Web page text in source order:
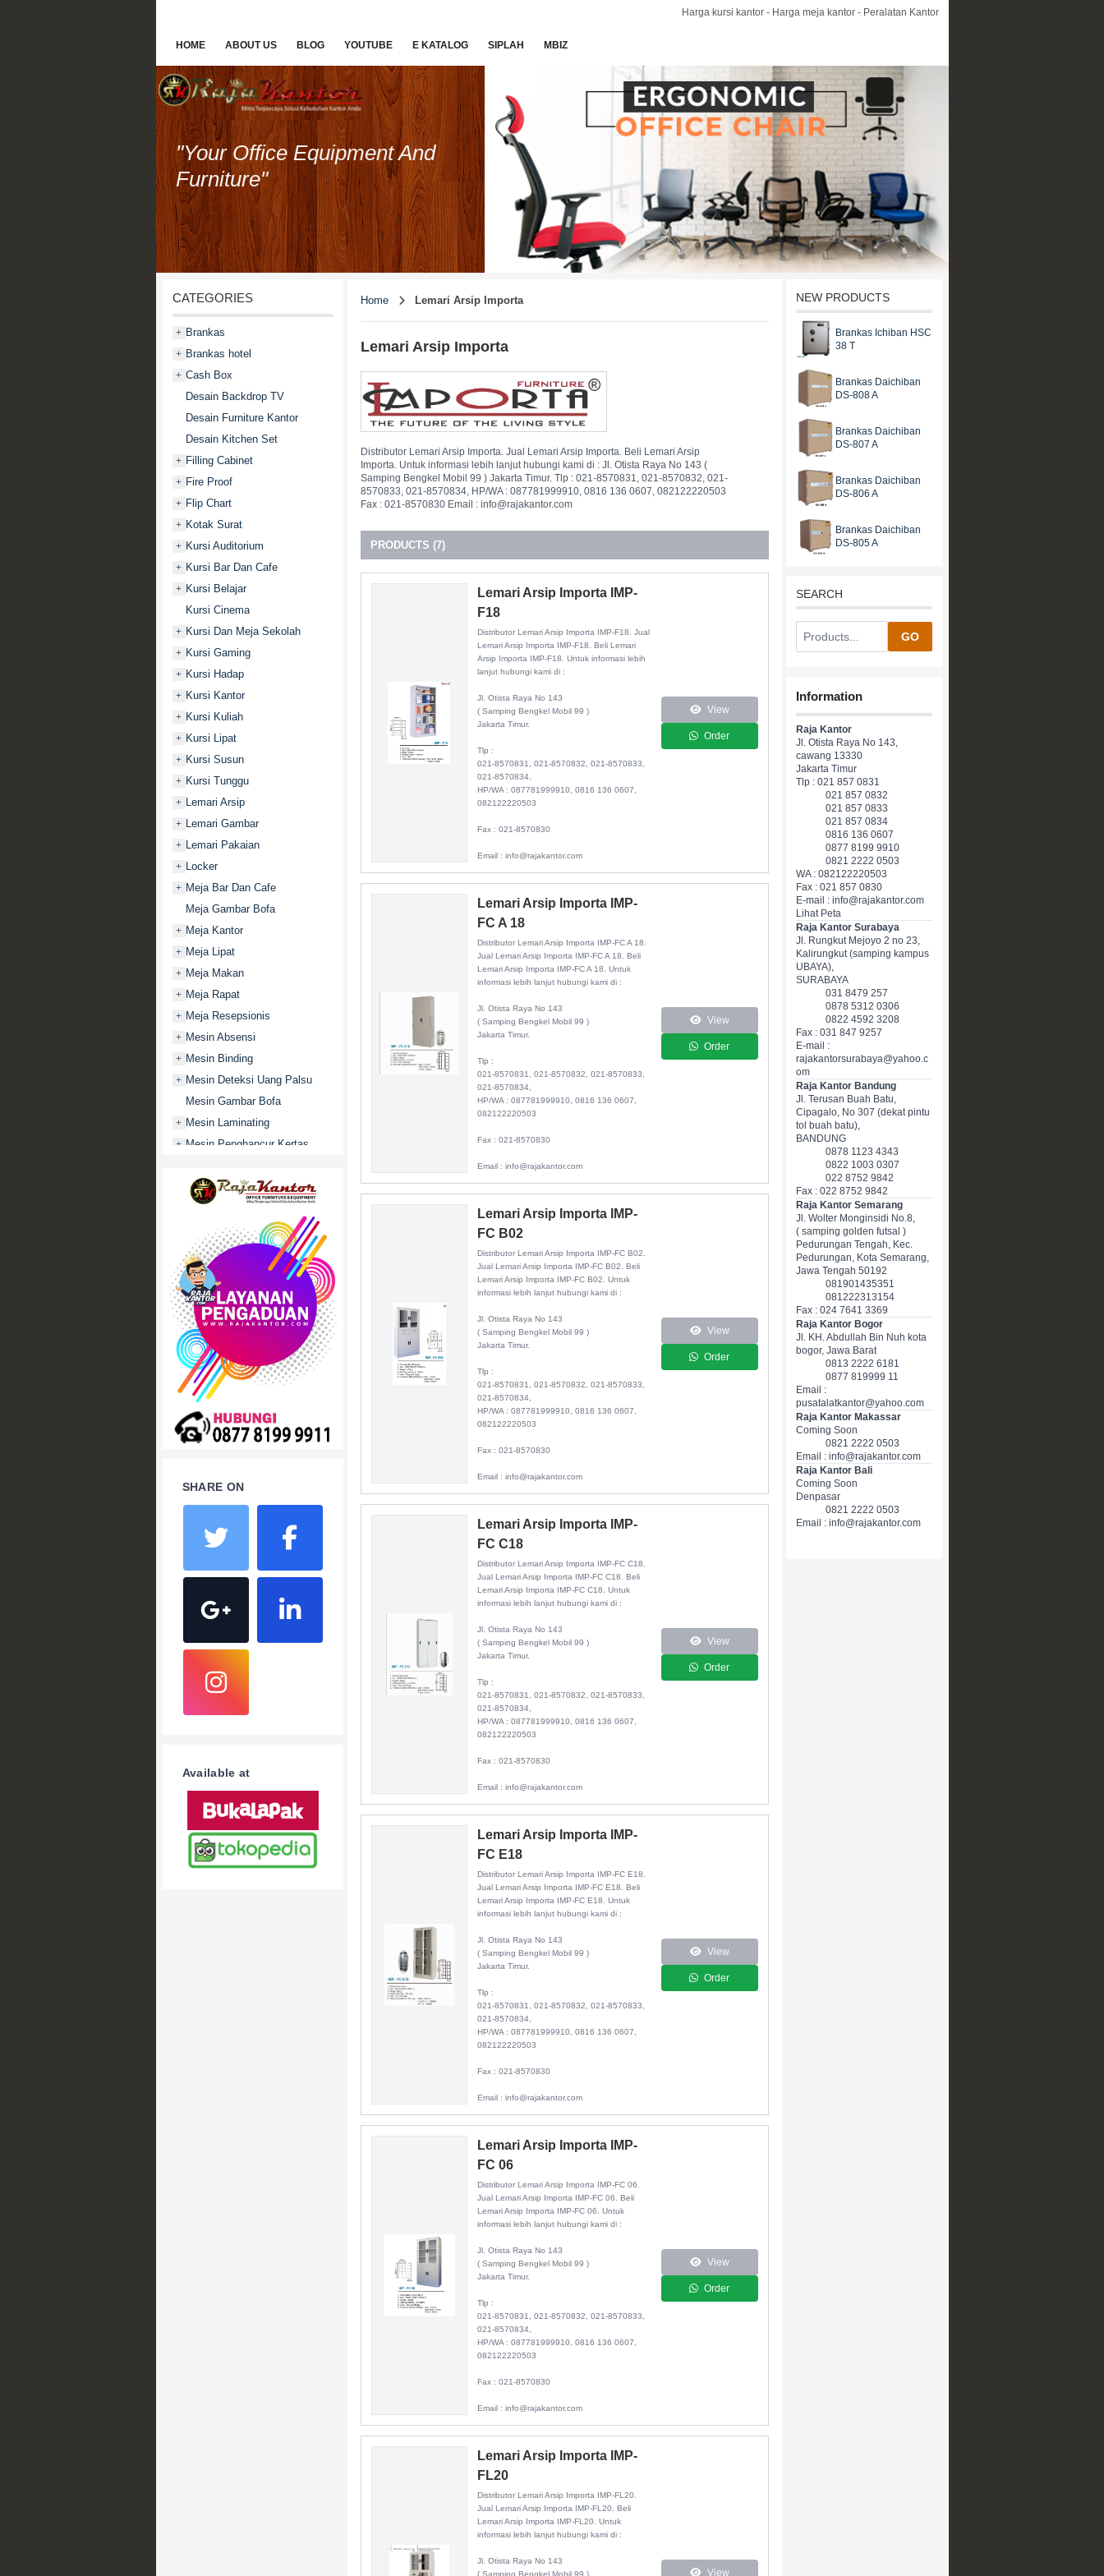
Harga kursi kantor - Harga meja kantor - Peralatan Kantor
HOME ABOUT US BLOG YOUTUBE E KATALOG SIPLAH MBIZ
"Your Office Equipment And
Furniture"
CATEGORIES
+ Brankas
+ Brankas hotel
+ Cash Box
Desain Backdrop TV
Desain Furniture Kantor
Desain Kitchen Set
+ Filling Cabinet
+ Fire Proof
+ Flip Chart
+ Kotak Surat
+ Kursi Auditorium
+ Kursi Bar Dan Cafe
+ Kursi Belajar
Kursi Cinema
+ Kursi Dan Meja Sekolah
+ Kursi Gaming
+ Kursi Hadap
+ Kursi Kantor
+ Kursi Kuliah
+ Kursi Lipat
+ Kursi Susun
+ Kursi Tunggu
+ Lemari Arsip
+ Lemari Gambar
+ Lemari Pakaian
+ Locker
+ Meja Bar Dan Cafe
Meja Gambar Bofa
+ Meja Kantor
+ Meja Lipat
+ Meja Makan
+ Meja Rapat
+ Meja Resepsionis
+ Mesin Absensi
+ Mesin Binding
+ Mesin Deteksi Uang Palsu
Mesin Gambar Bofa
+ Mesin Laminating
+ Mesin Penghancur Kertas
Mobile File / Roll O Pack
Movitex
Paper Cutter
Partisi Kantor
Promo
+ Rak Serbaguna
+ Ranjang Besi
+ Sofa Kantor
+ Springbed
White Board / Papan Tulis
SHARE ON
Available at
Home Lemari Arsip Importa
Lemari Arsip Importa
Distributor Lemari Arsip Importa. Jual Lemari Arsip Importa. Beli Lemari Arsip
Importa. Untuk informasi lebih lanjut hubungi kami di : Jl. Otista Raya No 143 (
Samping Bengkel Mobil 99 ) Jakarta Timur. Tlp : 021-8570831, 021-8570832, 021-
8570833, 021-8570834, HP/WA : 087781999910, 0816 136 0607, 082122220503
Fax : 021-8570830 Email : info@rajakantor.com
PRODUCTS (7)
Lemari Arsip Importa IMP-
F18
DistributorLemari Arsip Importa IMP-F18
. Jual
Lemari Arsip Importa IMP-F18. Beli Lemari
Arsip Importa IMP-F18. Untuk informasi lebih
lanjut hubungi kami di :
Jl. Otista Raya No 143
( Samping Bengkel Mobil 99 )
Jakarta Timur.
Tlp :
021-8570831, 021-8570832, 021-8570833,
021-8570834,
HP/WA : 087781999910, 0816 136 0607,
082122220503
Fax : 021-8570830
Email : info@rajakantor.com
View
Order
Lemari Arsip Importa IMP-
FC A 18
DistributorLemari Arsip Importa IMP-FC A 18
Jual Lemari Arsip Importa IMP-FC A 18. Beli
Lemari Arsip Importa IMP-FC A 18. Untuk
informasi lebih lanjut hubungi kami di :
Jl. Otista Raya No 143
( Samping Bengkel Mobil 99 )
Jakarta Timur.
Tlp :
021-8570831, 021-8570832, 021-8570833,
021-8570834,
HP/WA : 087781999910, 0816 136 0607,
082122220503
Fax : 021-8570830
Email : info@rajakantor.com
View
Order
Lemari Arsip Importa IMP-
FC B02
DistributorLemari Arsip Importa IMP-FC B02
Jual Lemari Arsip Importa IMP-FC B02. Beli
Lemari Arsip Importa IMP-FC B02. Untuk
informasi lebih lanjut hubungi kami di :
Jl. Otista Raya No 143
( Samping Bengkel Mobil 99 )
Jakarta Timur.
Tlp :
021-8570831, 021-8570832, 021-8570833,
021-8570834,
HP/WA : 087781999910, 0816 136 0607,
082122220503
Fax : 021-8570830
Email : info@rajakantor.com
View
Order
Lemari Arsip Importa IMP-
FC C18
DistributorLemari Arsip Importa IMP-FC C18
Jual Lemari Arsip Importa IMP-FC C18. Beli
Lemari Arsip Importa IMP-FC C18. Untuk
informasi lebih lanjut hubungi kami di :
Jl. Otista Raya No 143
( Samping Bengkel Mobil 99 )
Jakarta Timur.
Tlp :
021-8570831, 021-8570832, 021-8570833,
021-8570834,
HP/WA : 087781999910, 0816 136 0607,
082122220503
Fax : 021-8570830
Email : info@rajakantor.com
View
Order
Lemari Arsip Importa IMP-
FC E18
DistributorLemari Arsip Importa IMP-FC E18
Jual Lemari Arsip Importa IMP-FC E18. Beli
Lemari Arsip Importa IMP-FC E18. Untuk
informasi lebih lanjut hubungi kami di :
Jl. Otista Raya No 143
( Samping Bengkel Mobil 99 )
Jakarta Timur.
Tlp :
021-8570831, 021-8570832, 021-8570833,
021-8570834,
HP/WA : 087781999910, 0816 136 0607,
082122220503
Fax : 021-8570830
Email : info@rajakantor.com
View
Order
Lemari Arsip Importa IMP-
FC 06
DistributorLemari Arsip Importa IMP-FC 06
Jual Lemari Arsip Importa IMP-FC 06. Beli
Lemari Arsip Importa IMP-FC 06. Untuk
informasi lebih lanjut hubungi kami di :
Jl. Otista Raya No 143
( Samping Bengkel Mobil 99 )
Jakarta Timur.
Tlp :
021-8570831, 021-8570832, 021-8570833,
021-8570834,
HP/WA : 087781999910, 0816 136 0607,
082122220503
Fax : 021-8570830
Email : info@rajakantor.com
View
Order
Lemari Arsip Importa IMP-
FL20
DistributorLemari Arsip Importa IMP-FL20
Jual Lemari Arsip Importa IMP-FL20. Beli
Lemari Arsip Importa IMP-FL20. Untuk
informasi lebih lanjut hubungi kami di :
Jl. Otista Raya No 143
( Samping Bengkel Mobil 99 )
View
NEW PRODUCTS
Brankas Ichiban HSC
38 T
Brankas Daichiban
DS-808 A
Brankas Daichiban
DS-807 A
Brankas Daichiban
DS-806 A
Brankas Daichiban
DS-805 A
SEARCH
GO
Information
Raja Kantor
Jl. Otista Raya No 143,
cawang 13330
Jakarta Timur
Tlp : 021 857 0831
021 857 0832
021 857 0833
021 857 0834
0816 136 0607
0877 8199 9910
0821 2222 0503
WA : 082122220503
Fax : 021 857 0830
E-mail : info@rajakantor.com
Lihat Peta
Raja Kantor Surabaya
Jl. Rungkut Mejoyo 2 no 23,
Kalirungkut (samping kampus
UBAYA),
SURABAYA
031 8479 257
0878 5312 0306
0822 4592 3208
Fax : 031 847 9257
E-mail :
rajakantorsurabaya@yahoo.c
om
Raja Kantor Bandung
Jl. Terusan Buah Batu,
Cipagalo, No 307 (dekat pintu
tol buah batu),
BANDUNG
0878 1123 4343
0822 1003 0307
022 8752 9842
Fax : 022 8752 9842
Raja Kantor Semarang
Jl. Wolter Monginsidi No.8,
( samping golden futsal )
Pedurungan Tengah, Kec.
Pedurungan, Kota Semarang,
Jawa Tengah 50192
081901435351
081222313154
Fax : 024 7641 3369
Raja Kantor Bogor
Jl. KH. Abdullah Bin Nuh kota
bogor, Jawa Barat
0813 2222 6181
0877 819999 11
Email :
pusatalatkantor@yahoo.com
Raja Kantor Makassar
Coming Soon
0821 2222 0503
Email : info@rajakantor.com
Raja Kantor Bali
Coming Soon
Denpasar
0821 2222 0503
Email : info@rajakantor.com